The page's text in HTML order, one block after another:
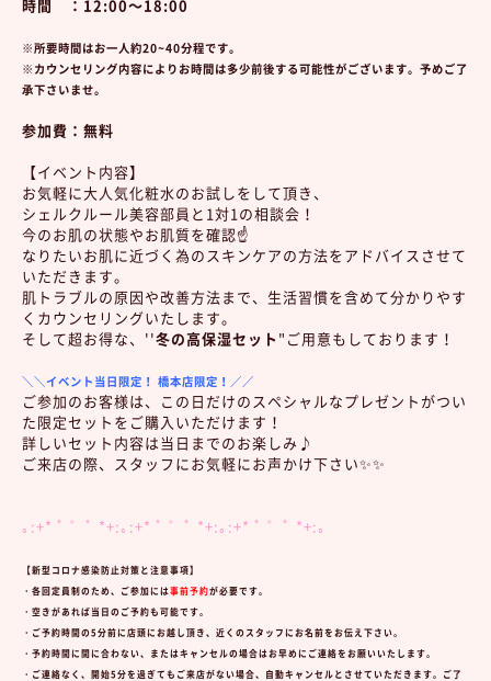
時間 ：12:00～18:00
※所要時間はお一人約20~40分程です。
※カウンセリング内容によりお時間は多少前後する可能性がございます。予めご了
承下さいませ。
参加費：無料
【イベント内容】
お気軽に大人気化粧水のお試しをして頂き、
シェルクルール美容部員と1対1の相談会！
今のお肌の状態やお肌質を確認☝️
なりたいお肌に近づく為のスキンケアの方法をアドバイスさせて
いただきます。
肌トラブルの原因や改善方法まで、生活習慣を含めて分かりやす
くカウンセリングいたします。
そして超お得な、''冬の高保湿セット "ご用意もしております！
＼＼イベント当日限定！ 橋本店限定！／／
ご参加のお客様は、この日だけのスペシャルなプレゼントがつい
た限定セットをご購入いただけます！
詳しいセット内容は当日までのお楽しみ♪
ご来店の際、スタッフにお気軽にお声かけ下さい✨✨
｡:+* ﾟ ゜ﾟ *+:｡:+* ﾟ ゜ﾟ *+:｡:+* ﾟ ゜ﾟ *+:｡
【新型コロナ感染防止対策と注意事項】
・各回定員制のため、ご参加には事前予約が必要です。
・空きがあれば当日のご予約も可能です。
・ご予約時間の5分前に店頭にお越し頂き、近くのスタッフにお名前をお伝え下さい。
・予約時間に間に合わない、またはキャンセルの場合はお早めにご連絡をお願いいたします。
・ご連絡なく、開始5分を過ぎてもご来店がない場合、自動キャンセルとさせていただきます。ご了